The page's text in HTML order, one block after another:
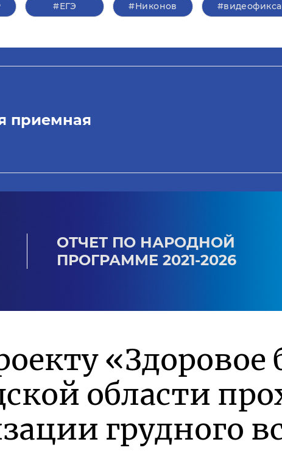
#ЕГЭ #Никонов
приемная
ОТЧЕТ ПО НАРОДНОЙ
ПРОГРАММЕ 2021-2026
«Здоровое
области
грудного